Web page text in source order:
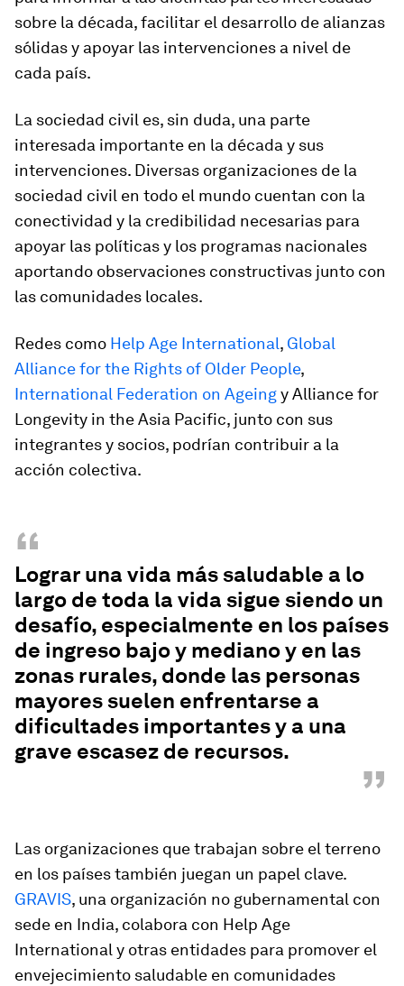
sobre la década, facilitar el desarrollo de alianzas
sólidas y apoyar las intervenciones a nivel de
cada país.
La sociedad civil es, sin duda, una parte
interesada importante en la década y sus
intervenciones. Diversas organizaciones de la
sociedad civil en todo el mundo cuentan con la
conectividad y la credibilidad necesarias para
apoyar las políticas y los programas nacionales
aportando observaciones constructivas junto con
las comunidades locales.
Redes como Help Age International, Global
Alliance for the Rights of Older People,
International Federation on Ageingy Alliance for
Longevity in the Asia Pacific, junto con sus
integrantes y socios, podrían contribuir a la
acción colectiva.
“
Lograr una vida más saludable a lo
largo de toda la vida sigue siendo un
desafío, especialmente en los países
de ingreso bajo y mediano y en las
zonas rurales, donde las personas
mayores suelen enfrentarse a
dificultades importantes y a una
grave escasez de recursos.
”
Las organizaciones que trabajan sobre el terreno
en los países también juegan un papel clave.
GRAVIS, una organización no gubernamental con
sede en India, colabora con Help Age
International y otras entidades para promover el
envejecimiento saludable en comunidades